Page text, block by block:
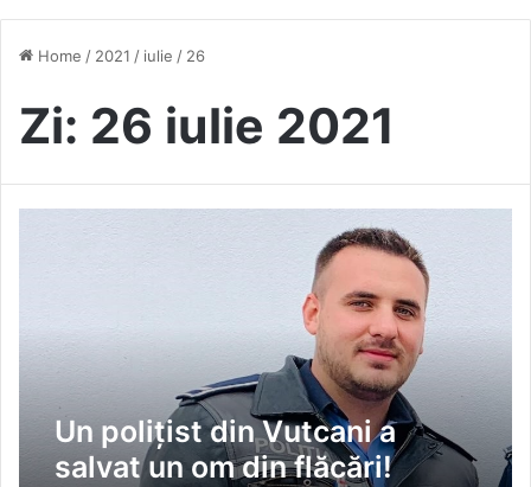
Home / 2021 / iulie / 26
Zi: 26 iulie 2021
Un polițist din Vutcani a
salvat un om din flăcări!